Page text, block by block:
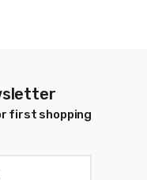
first shopping